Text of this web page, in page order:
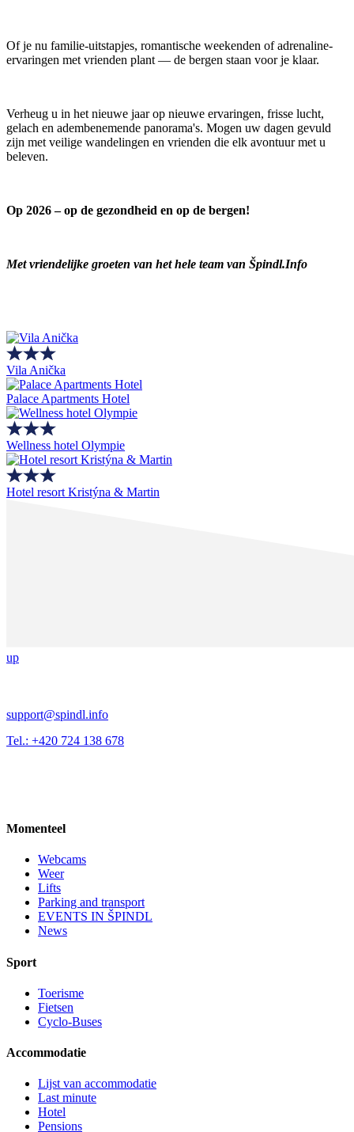
Of je nu familie-uitstapjes, romantische weekenden of adrenaline-
ervaringen met vrienden plant — de bergen staan voor je klaar.
Verheug u in het nieuwe jaar op nieuwe ervaringen, frisse lucht,
gelach en adembenemende panorama's. Mogen uw dagen gevuld
zijn met veilige wandelingen en vrienden die elk avontuur met u
beleven.
Op 2026 – op de gezondheid en op de bergen!
Met vriendelijke groeten van het hele team van Špindl.Info
Vila Anička
Palace Apartments Hotel
Wellness hotel Olympie
Hotel resort Kristýna & Martin
up
support@spindl.info
Tel.: +420 724 138 678
Momenteel
Webcams
Weer
Lifts
Parking and transport
EVENTS IN ŠPINDL
News
Sport
Toerisme
Fietsen
Cyclo-Buses
Accommodatie
Lijst van accommodatie
Last minute
Hotel
Pensions